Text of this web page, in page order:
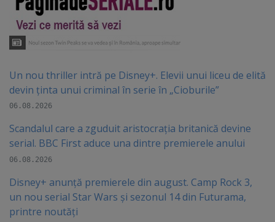
Un nou thriller intră pe Disney+. Elevii unui liceu de elită
devin ținta unui criminal în serie în „Cioburile”
06.08.2026
Scandalul care a zguduit aristocrația britanică devine
serial. BBC First aduce una dintre premierele anului
06.08.2026
Disney+ anunță premierele din august. Camp Rock 3,
un nou serial Star Wars și sezonul 14 din Futurama,
printre noutăți